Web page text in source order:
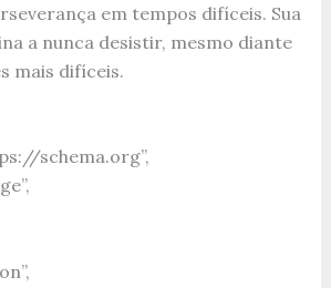
em tempos difíceis. Sua
a nunca desistir, mesmo diante
mais difíceis.
schema.org”,